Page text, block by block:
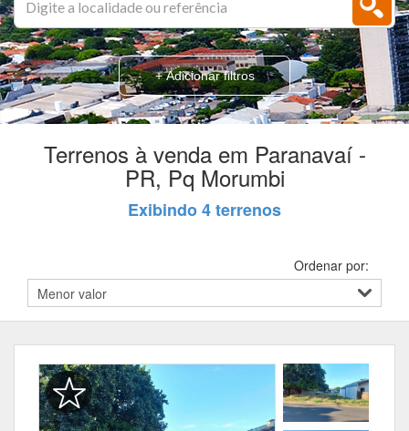
+ Adicionar filtros
Terrenos à venda em Paranavaí -
PR, Pq Morumbi
Exibindo 4 terrenos
Ordenar por: